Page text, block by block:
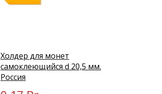
Холдер для монет
самоклеющийся d 20,5 мм.
Россия